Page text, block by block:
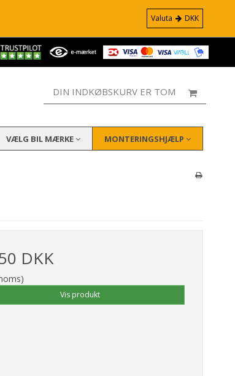
Valuta DKK
DIN INDKØBSKURV ER TOM
VÆLG BIL MÆRKE MONTERINGSHJÆLP
DKK
Vis produkt